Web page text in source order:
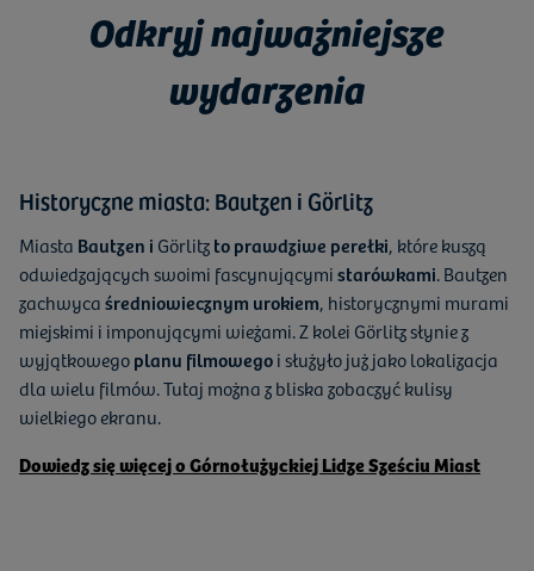
Odkryj najważniejsze
wydarzenia
Historyczne miasta: Bautzen i Görlitz
Miasta Bautzen i Görlitzto prawdziwe perełki, które kuszą
odwiedzających swoimi fascynującymistarówkami. Bautzen
zachwycaśredniowiecznym urokiem, historycznymi murami
miejskimi i imponującymi wieżami. Z kolei Görlitz słynie z
wyjątkowegoplanu filmowegoi służyło już jako lokalizacja
dla wielu filmów. Tutaj można z bliska zobaczyć kulisy
wielkiego ekranu.
Dowiedz się więcej o Górnołużyckiej Lidze Sześciu Miast